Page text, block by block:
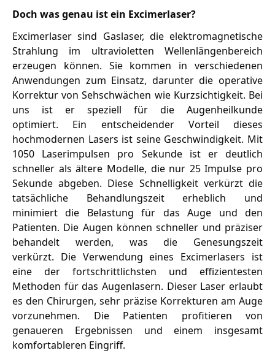
Doch was genau ist ein Excimerlaser?
Excimerlaser sind Gaslaser, die elektromagnetische
Strahlung im ultravioletten Wellenlängenbereich
erzeugen können. Sie kommen in verschiedenen
Anwendungen zum Einsatz, darunter die operative
Korrektur von Sehschwächen wie Kurzsichtigkeit. Bei
uns ist er speziell für die Augenheilkunde
optimiert. Ein entscheidender Vorteil dieses
hochmodernen Lasers ist seine Geschwindigkeit. Mit
1050 Laserimpulsen pro Sekunde ist er deutlich
schneller als ältere Modelle, die nur 25 Impulse pro
Sekunde abgeben. Diese Schnelligkeit verkürzt die
tatsächliche Behandlungszeit erheblich und
minimiert die Belastung für das Auge und den
Patienten. Die Augen können schneller und präziser
behandelt werden, was die Genesungszeit
verkürzt. Die Verwendung eines Excimerlasers ist
eine der fortschrittlichsten und effizientesten
Methoden für das Augenlasern. Dieser Laser erlaubt
es den Chirurgen, sehr präzise Korrekturen am Auge
vorzunehmen. Die Patienten profitieren von
genaueren Ergebnissen und einem insgesamt
komfortableren Eingriff.